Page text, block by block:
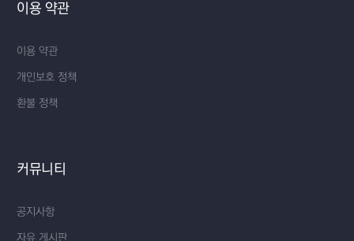
이용 약관
이용 약관
개인보호 정책
환불 정책
커뮤니티
공지사항
자유 게시판